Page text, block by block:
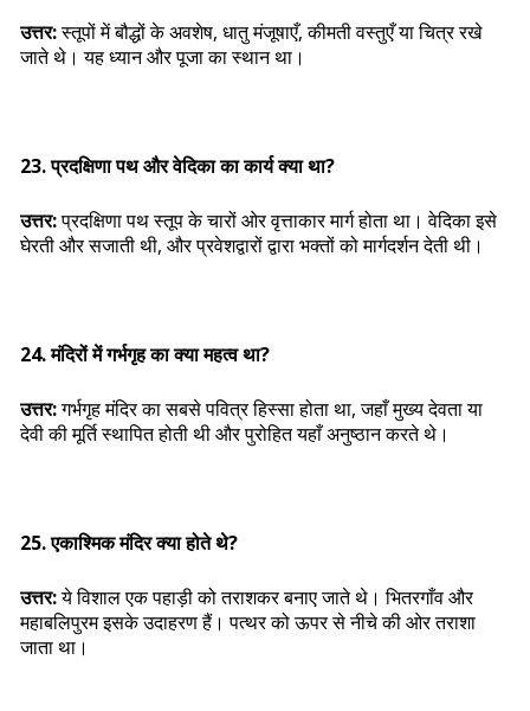
उत्तर:स्तूपों में बौद्धों के अवशेष, धातु मंजूषाएँ, कीमती वस्तुएँ या चित्र रखे
जाते थे। यह ध्यान और पूजा का स्थान था।
23. प्रदक्षिणा पथ और वेदिका का कार्य क्या था?
उत्तर:प्रदक्षिणा पथ स्तूप के चारों ओर वृत्ताकार मार्ग होता था। वेदिका इसे
घेरती और सजाती थी, और प्रवेशद्वारों द्वारा भक्तों को मार्गदर्शन देती थी।
24. मंदिरों में गर्भगृह का क्या महत्व था?
उत्तर:गर्भगृह मंदिर का सबसे पवित्र हिस्सा होता था, जहाँ मुख्य देवता या
देवी की मूर्ति स्थापित होती थी और पुरोहित यहाँ अनुष्ठान करते थे।
25. एकाश्मिक मंदिर क्या होते थे?
उत्तर:ये विशाल एक पहाड़ी को तराशकर बनाए जाते थे। भितरगाँव और
महाबलिपुरम इसके उदाहरण हैं। पत्थर को ऊपर से नीचे की ओर तराशा
जाता था।